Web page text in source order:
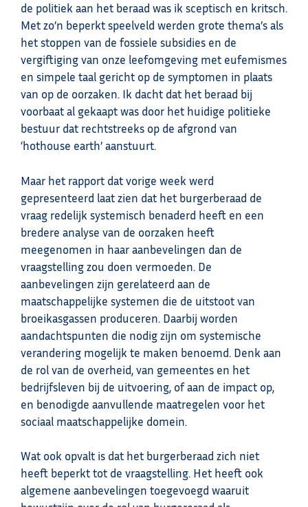
de politiek aan het beraad was ik sceptisch en kritsch.
Met zo’n beperkt speelveld werden grote thema’s als
het stoppen van de fossiele subsidies en de
vergiftiging van onze leefomgeving met eufemismes
en simpele taal gericht op de symptomen in plaats
van op de oorzaken. Ik dacht dat het beraad bij
voorbaat al gekaapt was door het huidige politieke
bestuur dat rechtstreeks op de afgrond van
‘hothouse earth’ aanstuurt.
Maar het rapport dat vorige week werd
gepresenteerd laat zien dat het burgerberaad de
vraag redelijk systemisch benaderd heeft en een
bredere analyse van de oorzaken heeft
meegenomen in haar aanbevelingen dan de
vraagstelling zou doen vermoeden. De
aanbevelingen zijn gerelateerd aan de
maatschappelijke systemen die de uitstoot van
broeikasgassen produceren. Daarbij worden
aandachtspunten die nodig zijn om systemische
verandering mogelijk te maken benoemd. Denk aan
de rol van de overheid, van gemeentes en het
bedrijfsleven bij de uitvoering, of aan de impact op,
en benodigde aanvullende maatregelen voor het
sociaal maatschappelijke domein.
Wat ook opvalt is dat het burgerberaad zich niet
heeft beperkt tot de vraagstelling. Het heeft ook
algemene aanbevelingen toegevoegd waaruit